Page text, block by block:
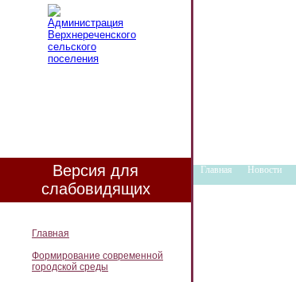
Версия для
слабовидящих
Главная
Формирование современной
городской среды
Главная Новости